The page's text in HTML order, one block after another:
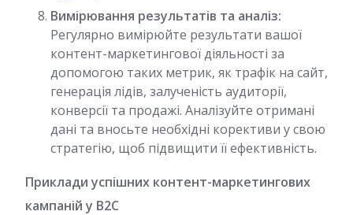
Вимірювання результатів та аналіз:
Регулярно вимірюйте результати вашої
контент-маркетингової діяльності за
допомогою таких метрик, як трафік на сайт,
генерація лідів, залученість аудиторії,
конверсії та продажі. Аналізуйте отримані
дані та вносьте необхідні корективи у свою
стратегію, щоб підвищити її ефективність.
Приклади успішних контент-маркетингових
кампаній у B2C